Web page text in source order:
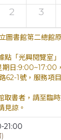
2 3
圖書館第二總館
點「光興閱覽室
日:9:00~17:00
62-1號，服務項
取書者，請至臨
見諒。
21:00